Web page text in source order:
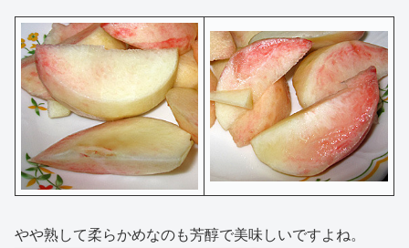
やや熟して柔らかめなのも芳醇で美味しいですよね。